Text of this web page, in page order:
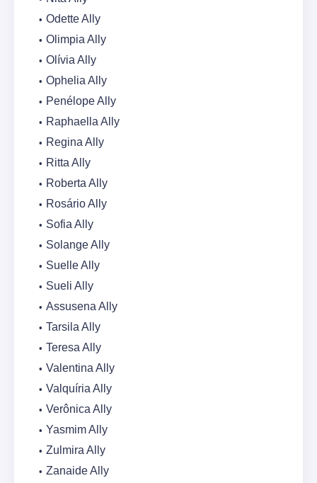
Odette Ally
Olimpia Ally
Olívia Ally
Ophelia Ally
Penélope Ally
Raphaella Ally
Regina Ally
Ritta Ally
Roberta Ally
Rosário Ally
Sofia Ally
Solange Ally
Suelle Ally
Sueli Ally
Assusena Ally
Tarsila Ally
Teresa Ally
Valentina Ally
Valquíria Ally
Verônica Ally
Yasmim Ally
Zulmira Ally
Zanaide Ally